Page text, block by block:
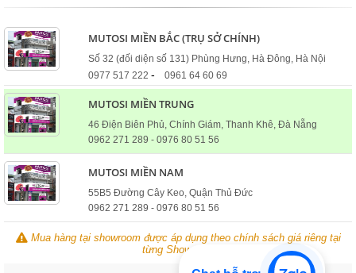
MUTOSI MIỀN BẮC (TRỤ SỞ CHÍNH)
Số 32 (đối diện số 131) Phùng Hưng, Hà Đông, Hà Nội
0977 517 222 - 0961 64 60 69
MUTOSI MIỀN TRUNG
46 Điện Biên Phủ, Chính Giám, Thanh Khê, Đà Nẵng
0962 271 289 - 0976 80 51 56
MUTOSI MIỀN NAM
55B5 Đường Cây Keo, Quận Thủ Đức
0962 271 289 - 0976 80 51 56
Mua hàng tại showroom được áp dụng theo chính sách giá riêng tại
từng Showroom